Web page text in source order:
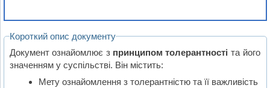
Короткий опис документу
Документ ознайомлює з принципом толерантності та його
значенням у суспільстві. Він містить:
Мету ознайомлення з толерантністю та її важливість